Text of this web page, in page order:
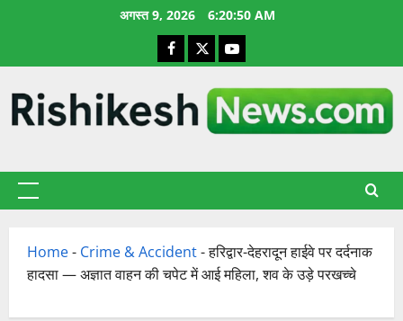
अगस्त 9, 2026 6:20:51 AM
Facebook
X YouTube
प्राथमिक
Home- Crime & Accident-हरिद्वार-देहरादून हाईवे पर दर्दनाक
हादसा — अज्ञात वाहन की चपेट में आई महिला, शव के उड़े परखच्चे